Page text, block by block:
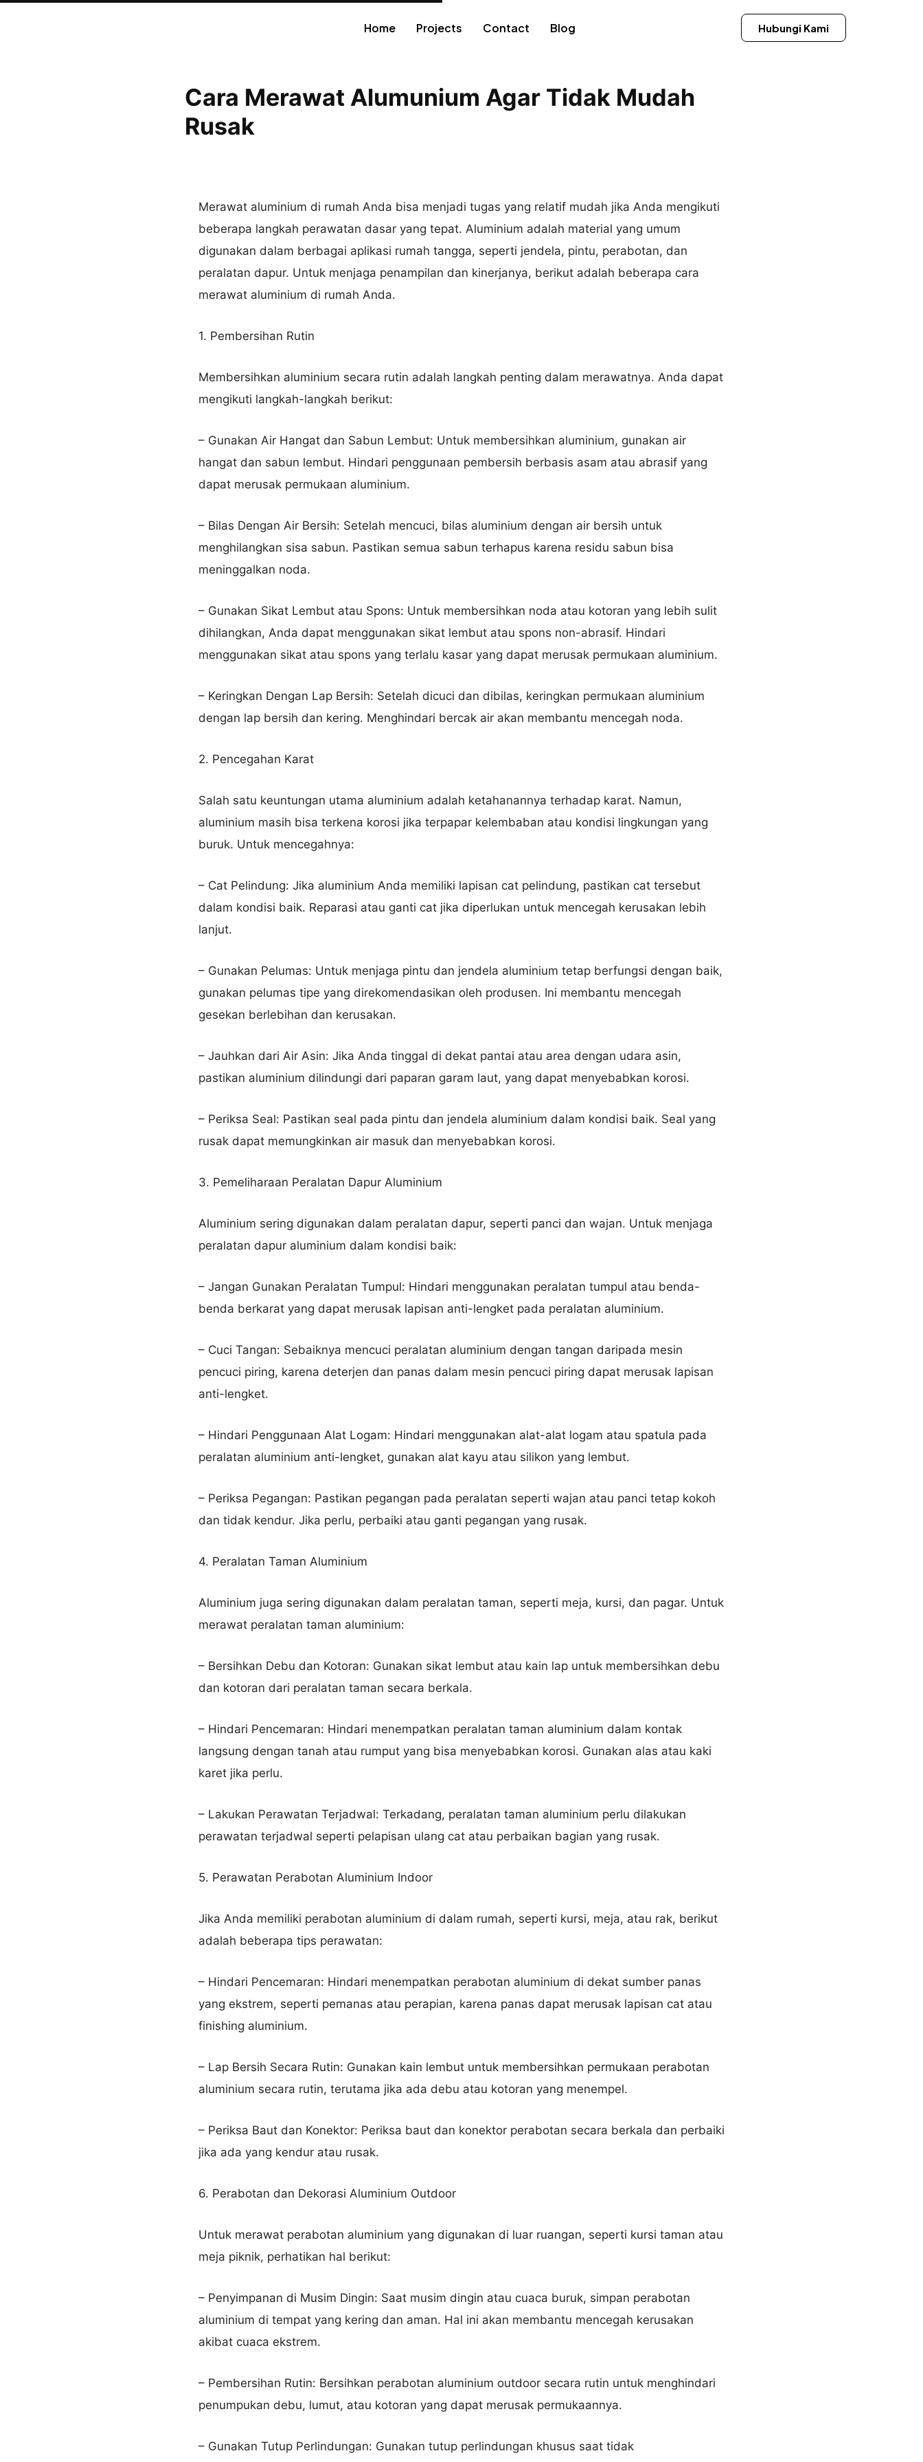
Home Projects Contact Blog Hubungi Kami
Cara Merawat Alumunium Agar Tidak Mudah
Rusak
Merawat aluminium di rumah Anda bisa menjadi tugas yang relatif mudah jika Anda mengikuti
beberapa langkah perawatan dasar yang tepat. Aluminium adalah material yang umum
digunakan dalam berbagai aplikasi rumah tangga, seperti jendela, pintu, perabotan, dan
peralatan dapur. Untuk menjaga penampilan dan kinerjanya, berikut adalah beberapa cara
merawat aluminium di rumah Anda.
1. Pembersihan Rutin
Membersihkan aluminium secara rutin adalah langkah penting dalam merawatnya. Anda dapat
mengikuti langkah-langkah berikut:
– Gunakan Air Hangat dan Sabun Lembut: Untuk membersihkan aluminium, gunakan air
hangat dan sabun lembut. Hindari penggunaan pembersih berbasis asam atau abrasif yang
dapat merusak permukaan aluminium.
– Bilas Dengan Air Bersih: Setelah mencuci, bilas aluminium dengan air bersih untuk
menghilangkan sisa sabun. Pastikan semua sabun terhapus karena residu sabun bisa
meninggalkan noda.
– Gunakan Sikat Lembut atau Spons: Untuk membersihkan noda atau kotoran yang lebih sulit
dihilangkan, Anda dapat menggunakan sikat lembut atau spons non-abrasif. Hindari
menggunakan sikat atau spons yang terlalu kasar yang dapat merusak permukaan aluminium.
– Keringkan Dengan Lap Bersih: Setelah dicuci dan dibilas, keringkan permukaan aluminium
dengan lap bersih dan kering. Menghindari bercak air akan membantu mencegah noda.
2. Pencegahan Karat
Salah satu keuntungan utama aluminium adalah ketahanannya terhadap karat. Namun,
aluminium masih bisa terkena korosi jika terpapar kelembaban atau kondisi lingkungan yang
buruk. Untuk mencegahnya:
– Cat Pelindung: Jika aluminium Anda memiliki lapisan cat pelindung, pastikan cat tersebut
dalam kondisi baik. Reparasi atau ganti cat jika diperlukan untuk mencegah kerusakan lebih
lanjut.
– Gunakan Pelumas: Untuk menjaga pintu dan jendela aluminium tetap berfungsi dengan baik,
gunakan pelumas tipe yang direkomendasikan oleh produsen. Ini membantu mencegah
gesekan berlebihan dan kerusakan.
– Jauhkan dari Air Asin: Jika Anda tinggal di dekat pantai atau area dengan udara asin,
pastikan aluminium dilindungi dari paparan garam laut, yang dapat menyebabkan korosi.
– Periksa Seal: Pastikan seal pada pintu dan jendela aluminium dalam kondisi baik. Seal yang
rusak dapat memungkinkan air masuk dan menyebabkan korosi.
3. Pemeliharaan Peralatan Dapur Aluminium
Aluminium sering digunakan dalam peralatan dapur, seperti panci dan wajan. Untuk menjaga
peralatan dapur aluminium dalam kondisi baik:
– Jangan Gunakan Peralatan Tumpul: Hindari menggunakan peralatan tumpul atau benda-
benda berkarat yang dapat merusak lapisan anti-lengket pada peralatan aluminium.
– Cuci Tangan: Sebaiknya mencuci peralatan aluminium dengan tangan daripada mesin
pencuci piring, karena deterjen dan panas dalam mesin pencuci piring dapat merusak lapisan
anti-lengket.
– Hindari Penggunaan Alat Logam: Hindari menggunakan alat-alat logam atau spatula pada
peralatan aluminium anti-lengket, gunakan alat kayu atau silikon yang lembut.
– Periksa Pegangan: Pastikan pegangan pada peralatan seperti wajan atau panci tetap kokoh
dan tidak kendur. Jika perlu, perbaiki atau ganti pegangan yang rusak.
4. Peralatan Taman Aluminium
Aluminium juga sering digunakan dalam peralatan taman, seperti meja, kursi, dan pagar. Untuk
merawat peralatan taman aluminium:
– Bersihkan Debu dan Kotoran: Gunakan sikat lembut atau kain lap untuk membersihkan debu
dan kotoran dari peralatan taman secara berkala.
– Hindari Pencemaran: Hindari menempatkan peralatan taman aluminium dalam kontak
langsung dengan tanah atau rumput yang bisa menyebabkan korosi. Gunakan alas atau kaki
karet jika perlu.
– Lakukan Perawatan Terjadwal: Terkadang, peralatan taman aluminium perlu dilakukan
perawatan terjadwal seperti pelapisan ulang cat atau perbaikan bagian yang rusak.
5. Perawatan Perabotan Aluminium Indoor
Jika Anda memiliki perabotan aluminium di dalam rumah, seperti kursi, meja, atau rak, berikut
adalah beberapa tips perawatan:
– Hindari Pencemaran: Hindari menempatkan perabotan aluminium di dekat sumber panas
yang ekstrem, seperti pemanas atau perapian, karena panas dapat merusak lapisan cat atau
finishing aluminium.
– Lap Bersih Secara Rutin: Gunakan kain lembut untuk membersihkan permukaan perabotan
aluminium secara rutin, terutama jika ada debu atau kotoran yang menempel.
– Periksa Baut dan Konektor: Periksa baut dan konektor perabotan secara berkala dan perbaiki
jika ada yang kendur atau rusak.
6. Perabotan dan Dekorasi Aluminium Outdoor
Untuk merawat perabotan aluminium yang digunakan di luar ruangan, seperti kursi taman atau
meja piknik, perhatikan hal berikut:
– Penyimpanan di Musim Dingin: Saat musim dingin atau cuaca buruk, simpan perabotan
aluminium di tempat yang kering dan aman. Hal ini akan membantu mencegah kerusakan
akibat cuaca ekstrem.
– Pembersihan Rutin: Bersihkan perabotan aluminium outdoor secara rutin untuk menghindari
penumpukan debu, lumut, atau kotoran yang dapat merusak permukaannya.
– Gunakan Tutup Perlindungan: Gunakan tutup perlindungan khusus saat tidak